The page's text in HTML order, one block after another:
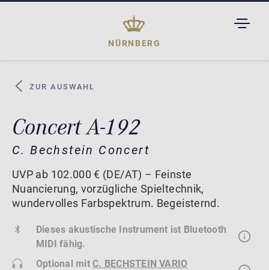
NÜRNBERG
ZUR AUSWAHL
Concert A-192
C. Bechstein Concert
UVP ab 102.000 € (DE/AT) – Feinste
Nuancierung, vorzügliche Spieltechnik,
wundervolles Farbspektrum. Begeisternd.
Dieses akustische Instrument ist Bluetooth
MIDI fähig.
Optional mitC. BECHSTEIN VARIO